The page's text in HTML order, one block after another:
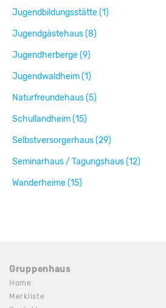
Jugendbildungsstätte (1)
Jugendgästehaus (8)
Jugendherberge (9)
Jugendwaldheim (1)
Naturfreundehaus (5)
Schullandheim (15)
Selbstversorgerhaus (29)
Seminarhaus / Tagungshaus (12)
Wanderheime (15)
Gruppenhaus
Home
Merkliste